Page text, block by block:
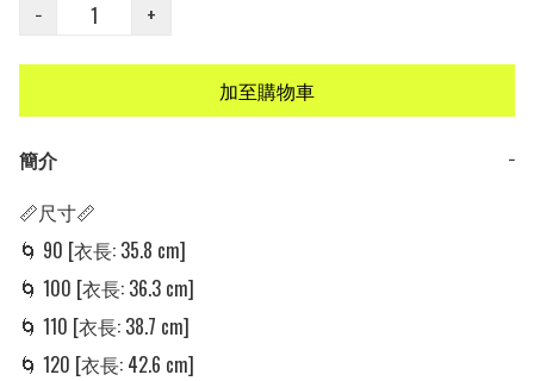
−
+
加至購物車
簡介
−
📏尺寸📏
🌀 90 [衣長: 35.8 cm]
🌀 100 [衣長: 36.3 cm]
🌀 110 [衣長: 38.7 cm]
🌀 120 [衣長: 42.6 cm]